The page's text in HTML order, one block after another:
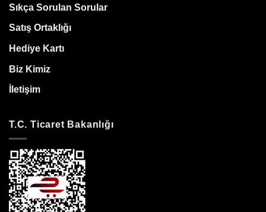
Sıkça Sorulan Sorular
Satış Ortaklığı
Hediye Kartı
Biz Kimiz
İletişim
T.C. Ticaret Bakanlığı